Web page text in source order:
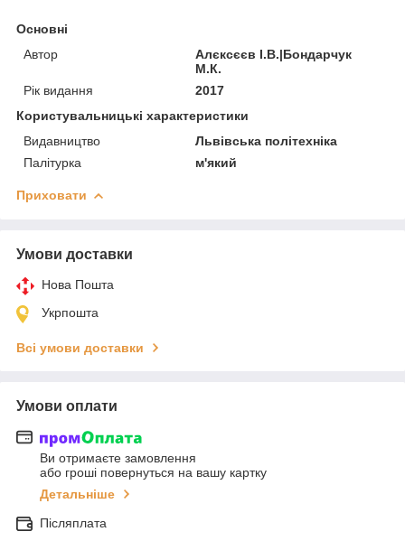
Основні
Автор
Алєксєєв І.В.|Бондарчук
М.К.
Рік видання
2017
Користувальницькі характеристики
Видавництво
Львівська політехніка
Палітурка
м'який
Приховати
Умови доставки
Нова Пошта
Укрпошта
Всі умови доставки
Умови оплати
Ви отримаєте замовлення
або гроші повернуться на вашу картку
Детальніше
Післяплата